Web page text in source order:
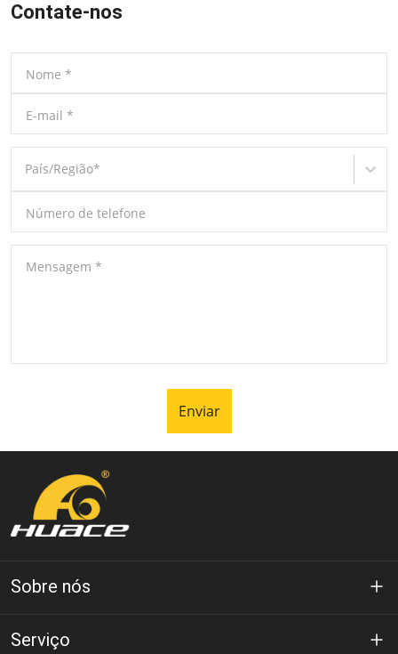
Contate-nos
Nome *
E-mail *
País/Região*
Número de telefone
Mensagem *
Enviar
Sobre nós
Sobre Huace
Serviço